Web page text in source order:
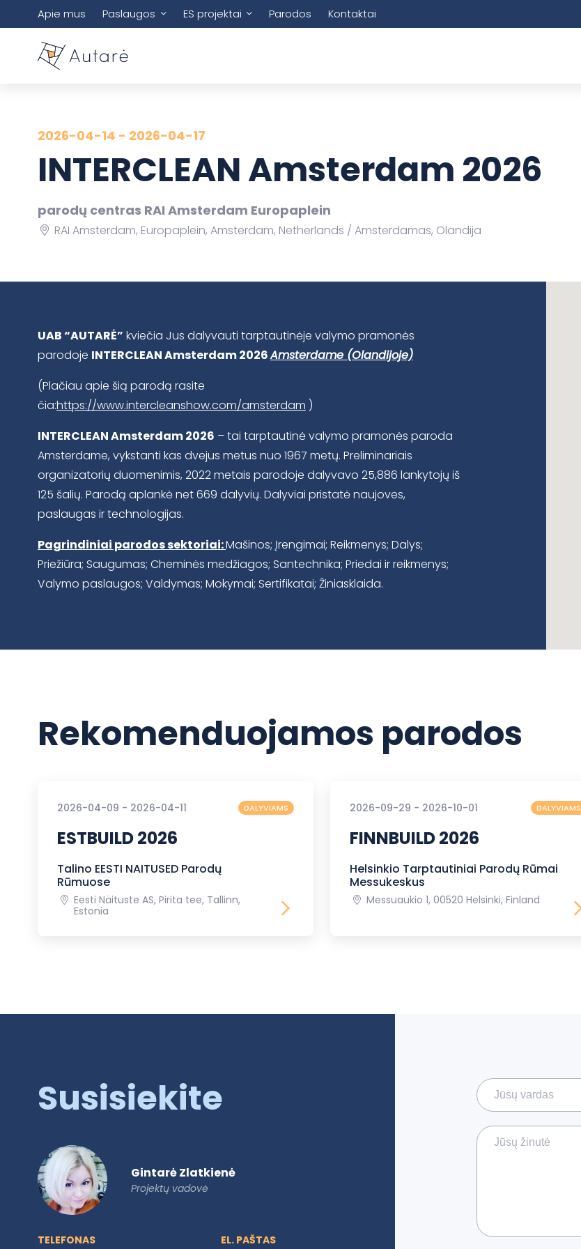
Apie mus Paslaugos ES projektai Parodos Kontaktai
2026-04-14 - 2026-04-17
INTERCLEAN Amsterdam 2026
parodų centras RAI Amsterdam Europaplein
RAI Amsterdam, Europaplein, Amsterdam, Netherlands Amsterdamas, Olandija
UAB “AUTARĖ” kviečia Jus dalyvauti tarptautinėje valymo pramonės
parodoje INTERCLEAN Amsterdam 2026Amsterdame (Olandijoje)
(Plačiau apie šią parodą rasite
čia:https://www.intercleanshow.com/amsterdam )
INTERCLEAN Amsterdam 2026 – tai tarptautinė valymo pramonės paroda
Amsterdame, vykstanti kas dvejus metus nuo 1967 metų. Preliminariais
organizatorių duomenimis, 2022 metais parodoje dalyvavo 25,886 lankytojų iš
125 šalių. Parodą aplankė net 669 dalyvių. Dalyviai pristatė naujoves,
paslaugas ir technologijas.
Pagrindiniai parodos sektoriai:Mašinos; Įrengimai; Reikmenys; Dalys;
Priežiūra; Saugumas; Cheminės medžiagos; Santechnika; Priedai ir reikmenys;
Valymo paslaugos; Valdymas; Mokymai; Sertifikatai; Žiniasklaida.
Rekomenduojamos parodos
2026-04-09 - 2026-04-11 DALYVIAMS
ESTBUILD 2026
Talino EESTI NAITUSED Parodų
Rūmuose
Eesti Näituste AS, Pirita tee, Tallinn,
Estonia
2026-09-29 - 2026-10-01 DALYVIAMS
FINNBUILD 2026
Helsinkio Tarptautiniai Parodų Rūmai
Messukeskus
Messuaukio 1, 00520 Helsinki, Finland
Susisiekite
Gintarė Zlatkienė
Projektų vadovė
TELEFONAS EL. PAŠTAS